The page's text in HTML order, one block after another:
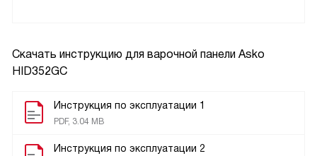
Скачать инструкцию для варочной панели Asko
HID352GC
Инструкция по эксплуатации 1
PDF, 3.04 MB
Инструкция по эксплуатации 2